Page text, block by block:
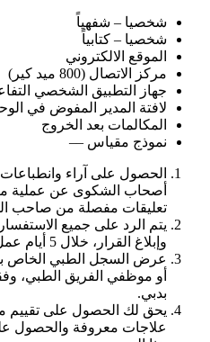
شخصيا – شفهياً
شخصيا – كتابياً
الموقع الالكتروني
مركز الاتصال (800 ميد كير)
جهاز التطبيق الشخصي
لافتة المدير المفوض في
المكالمات بعد الخروج
نموذج مقياس ––
الحصول على آراء
أصحاب الشكوى عن عملية
تعليقات مفصلة من صاحب
وإبلاغ القرار، خلال 5 أيام عمل.
عرض السجل الطبي الخاص
أو موظفي الفريق الطبي،
بدبي.
يحق لك الحصول على تقييم
علاجات معروفة والحصول